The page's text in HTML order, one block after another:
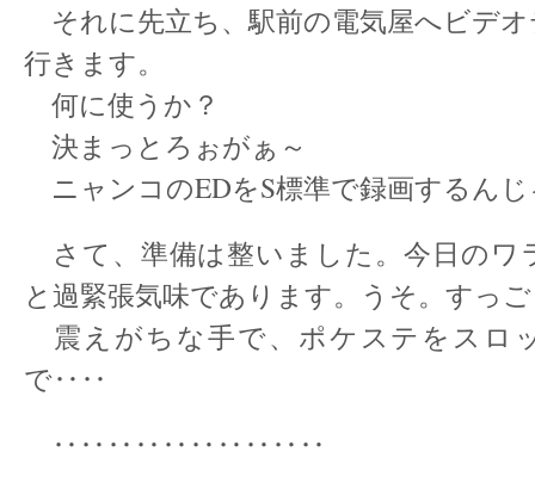
それに先立ち、駅前の電気屋へビデ
行きます。
何に使うか？
決まっとろぉがぁ～
ニャンコのEDをS標準で録画するん
さて、準備は整いました。今日のワ
と過緊張気味であります。うそ。すっ
震えがちな手で、ポケステをスロ
で‥‥
‥‥‥‥‥‥‥‥‥‥